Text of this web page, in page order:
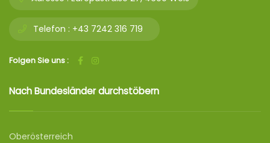
Telefon : +43 7242 316 719
Folgen Sie uns :
Nach Bundesländer durchstöbern
Oberösterreich